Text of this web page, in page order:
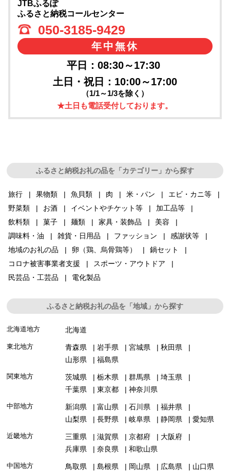
JTBふるぽ
ふるさと納税コールセンター
050-3185-9429
年中無休
平日：08:30～17:30
土日・祝日：10:00～17:00
（1/1～1/3を除く）
★土日も電話受付しております。
ふるさと納税お礼の品を「カテゴリー」から探す
旅行 果物類 魚貝類 肉 米・パン
エビ・カニ等
野菜類
お酒 イベントやチケット等
加工品等
飲料類
菓子 麺類 家具・装飾品
美容
調味料・油
雑貨・日用品 ファッション
感謝状等
地域のお礼の品
卵（鶏、烏骨鶏等）
鍋セット
コロナ被害事業者支援
スポーツ・アウトドア
民芸品・工芸品
電化製品
ふるさと納税お礼の品を「地域」から探す
北海道地方 北海道
東北地方 青森県 岩手県 宮城県
秋田県
山形県
福島県
関東地方 茨城県 栃木県 群馬県
埼玉県
千葉県
東京都 神奈川県
中部地方 新潟県 富山県 石川県
福井県
山梨県
長野県 岐阜県 静岡県 愛知県
近畿地方 三重県 滋賀県 京都府
大阪府
兵庫県
奈良県 和歌山県
中国地方 鳥取県 島根県 岡山県 広島県 山口県